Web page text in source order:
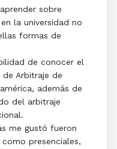
sobre
la universidad no
formas de
de conocer el
Arbitraje de
además de
del arbitraje
me gustó fueron
presenciales,